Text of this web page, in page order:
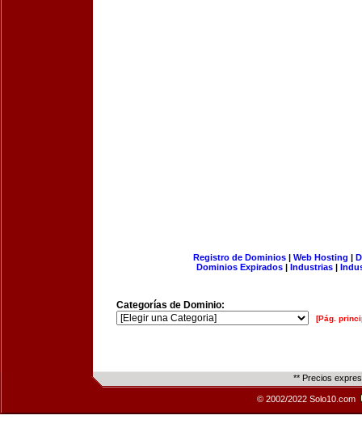
Registro de Dominios| Web Hosting |
Dominios Expirados | Industrias |
Categorías de Dominio:
[Pág.
** Precios
© 2002/2022 Solo10.com